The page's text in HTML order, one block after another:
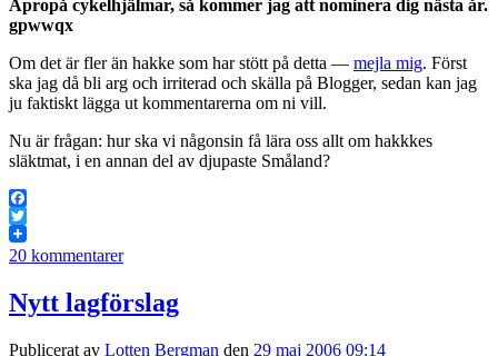
Apropå cykelhjälmar, så kommer jag att nominera dig nästa år.
gpwwqx
Om det är fler än hakke som har stött på detta — mejla mig. Först
ska jag då bli arg och irriterad och skälla på Blogger, sedan kan jag
ju faktiskt lägga ut kommentarerna om ni vill.
Nu är frågan: hur ska vi någonsin få lära oss allt om hakkkes
släktmat, i en annan del av djupaste Småland?
Facebook
Twitter
20 kommentarer
Nytt lagförslag
Publicerat av Lotten Bergman den 29 maj 2006 09:14